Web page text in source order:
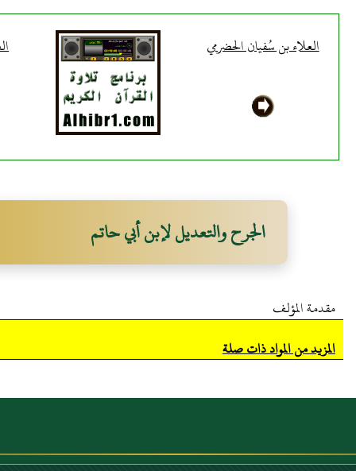
العلاء بن سُفيان الحضرمي
الجرح والتعديل لإبن أبي حاتم
مقدمة المؤلف
المزيد من المواد ذات صلة